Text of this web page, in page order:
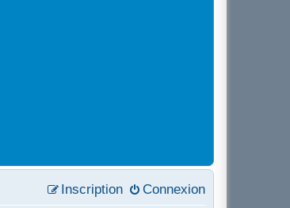
Connexion
Inscription